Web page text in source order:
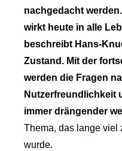
nachgedacht
wirkt heute in alle
beschreibt Hans-
Zustand. Mit der
werden die Fragen
Nutzerfreundlichkeit
immer drängender
Thema, das lange viel
wurde.